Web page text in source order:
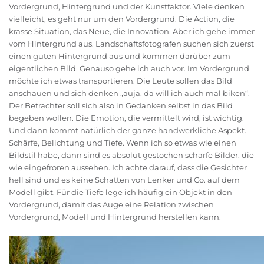
Vordergrund, Hintergrund und der Kunstfaktor. Viele denken
vielleicht, es geht nur um den Vordergrund. Die Action, die
krasse Situation, das Neue, die Innovation. Aber ich gehe immer
vom Hintergrund aus. Landschaftsfotografen suchen sich zuerst
einen guten Hintergrund aus und kommen darüber zum
eigentlichen Bild. Genauso gehe ich auch vor. Im Vordergrund
möchte ich etwas transportieren. Die Leute sollen das Bild
anschauen und sich denken „auja, da will ich auch mal biken“.
Der Betrachter soll sich also in Gedanken selbst in das Bild
begeben wollen. Die Emotion, die vermittelt wird, ist wichtig.
Und dann kommt natürlich der ganze handwerkliche Aspekt.
Schärfe, Belichtung und Tiefe. Wenn ich so etwas wie einen
Bildstil habe, dann sind es absolut gestochen scharfe Bilder, die
wie eingefroren aussehen. Ich achte darauf, dass die Gesichter
hell sind und es keine Schatten von Lenker und Co. auf dem
Modell gibt. Für die Tiefe lege ich häufig ein Objekt in den
Vordergrund, damit das Auge eine Relation zwischen
Vordergrund, Modell und Hintergrund herstellen kann.